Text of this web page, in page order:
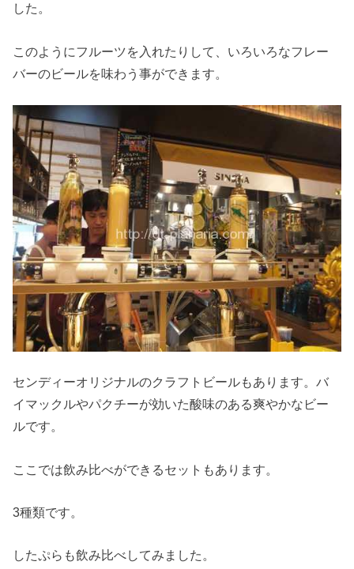
した。
このようにフルーツを入れたりして、いろいろなフレー
バーのビールを味わう事ができます。
センディーオリジナルのクラフトビールもあります。バ
イマックルやパクチーが効いた酸味のある爽やかなビー
ルです。
ここでは飲み比べができるセットもあります。
3種類です。
したぷらも飲み比べしてみました。